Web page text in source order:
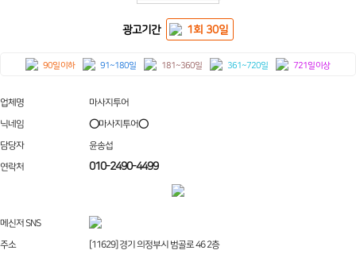
광고기간 1회 30일
90일 이하 91~180일 181~360일 361~720일 721일 이상
업체명
마사지투어
닉네임
⭕마사지투어⭕
담당자
윤송섭
연락처
010-2490-4499
메신저 SNS
주소
[11629] 경기 의정부시 범골로 46 2층